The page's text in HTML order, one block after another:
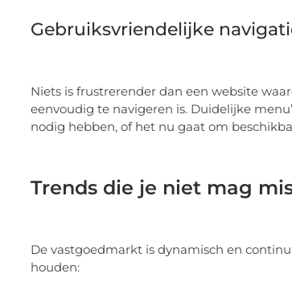
Gebruiksvriendelijke
Niets is frustrerender dan een website
eenvoudig te navigeren is. Duidelijke
nodig hebben, of het nu gaat om
Trends die je niet mag
De vastgoedmarkt is dynamisch en
houden: